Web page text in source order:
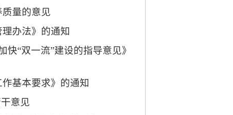
量的意见
办法》的通知
快“双一流”建设的指导意见》
基本要求》的通知
意见